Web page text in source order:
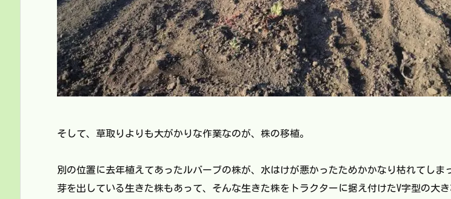
そして、草取りよりも大がかりな作業なのが、株の移植。
別の位置に去年植えてあったルバーブの株が、水はけが悪かったためかかなり枯れてしま
芽を出している生きた株もあって、そんな生きた株をトラクターに据え付けたV字型の大